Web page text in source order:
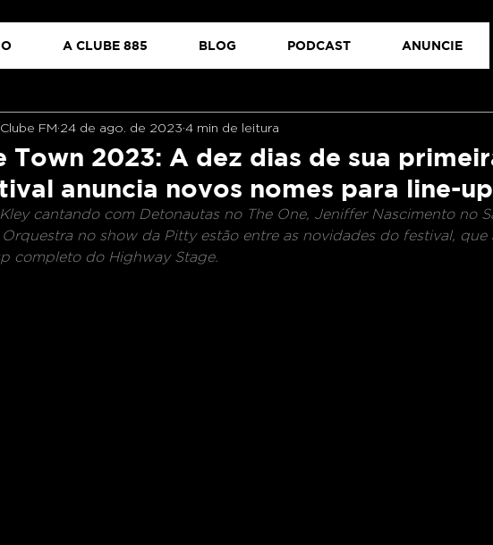
A CLUBE 885 BLOG PODCAST ANUNCIE
Town 2023: A dez dias de sua
anuncia novos nomes para line-up
Clube FM 24 de ago. de 2023 4 min de leitura
cantando com Detonautas no The One, Jeniffer Nascimento no
Orquestra no show da Pitty estão entre as novidades do festival, que
completo do Highway Stage.